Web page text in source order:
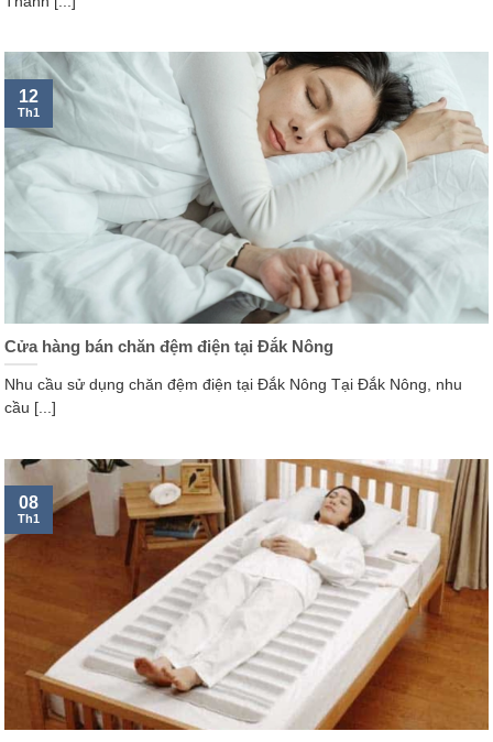
Cửa hàng bán chăn đệm điện tại Đắk Nông
Nhu cầu sử dụng chăn đệm điện tại Đắk Nông Tại Đắk Nông, nhu
cầu [...]
12
Th1
08
Th1